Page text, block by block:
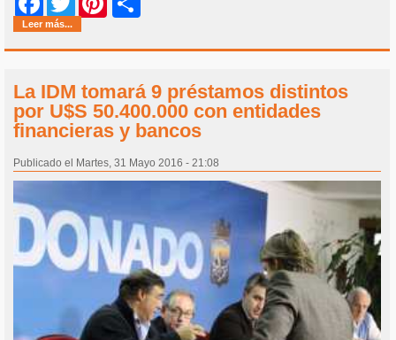
Facebook
Twitter Pinterest
Leer más...
La IDM tomará 9 préstamos distintos
por U$S 50.400.000 con entidades
financieras y bancos
Publicado el Martes, 31 Mayo 2016 - 21:08